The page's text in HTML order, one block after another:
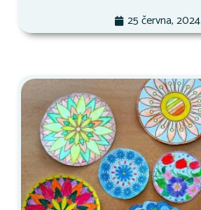
25 června, 2024